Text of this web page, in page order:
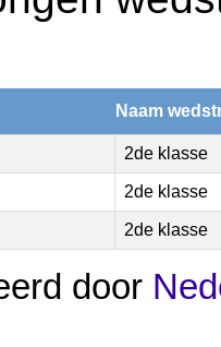
Naam
2de klasse
2de klasse
2de klasse
door